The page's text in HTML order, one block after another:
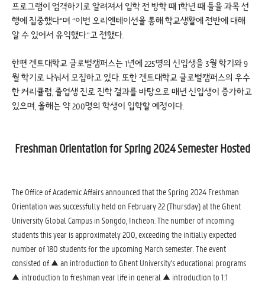
프로그램이 엄격하기로 알려져서 입학 전 방학 때 1학년 때 들을 과목 선
행에 집중했다”며 “이번 오리엔테이션을 통해 학교생활에 전반에 대해
알 수 있어서 유익했다.”고 전했다.
한편 겐트대학교 글로벌캠퍼스는 1년에 225명의 신입생을 3월 학기와 9
월 학기로 나눠서 모집하고 있다. 또한 겐트대학교 글로벌캠퍼스의 우수
한 커리큘럼, 졸업생 진로 진학 결과를 바탕으로 매년 신입생이 증가하고
있으며, 올해는 약 200명의 학생이 입학할 예정이다.
Freshman Orientation for Spring 2024 Semester Hosted
The Office of Academic Affairs announced that the Spring 2024 Freshman
Orientation was successfully held on February 22 (Thursday) at the Ghent
University Global Campus in Songdo, Incheon. The number of incoming
students this year is approximately 200, exceeding the initially expected
number of 180 students for the upcoming March semester. The event
consisted of ▲ an introduction to Ghent University's educational programs
▲ introduction to freshman year life in general ▲ introduction to 1:1